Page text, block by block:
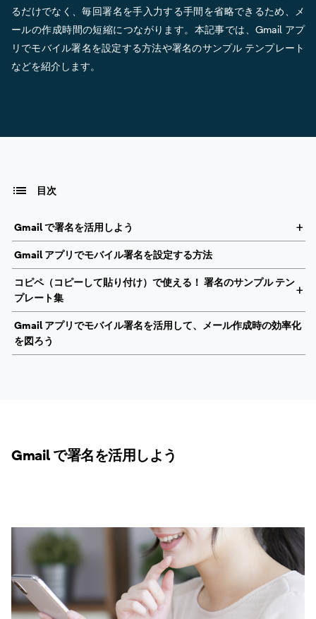
るだけでなく、毎回署名を手入力する手間を省略できるため、メ
ールの作成時間の短縮につながります。本記事では、Gmail アプ
リでモバイル署名を設定する方法や署名のサンプル テンプレート
などを紹介します。
目次
Gmail で署名を活用しよう
Gmail アプリでモバイル署名を設定する方法
コピペ（コピーして貼り付け）で使える！ 署名のサンプル テン
プレート集
Gmail アプリでモバイル署名を活用して、メール作成時の効率化
を図ろう
Gmail で署名を活用しよう